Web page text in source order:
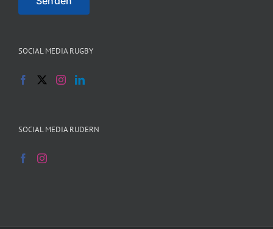
SOCIAL MEDIA RUGBY
SOCIAL MEDIA RUDERN